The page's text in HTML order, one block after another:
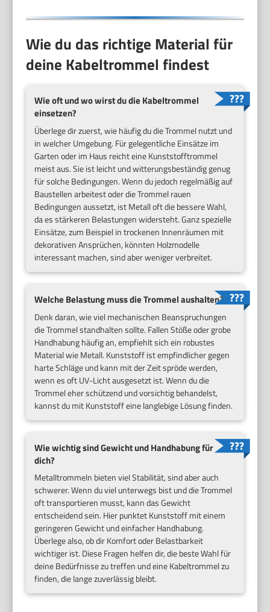
Wie du das richtige Material für
deine Kabeltrommel findest
Wie oft und wo wirst du die Kabeltrommel
einsetzen?
Überlege dir zuerst, wie häufig du die Trommel nutzt und
in welcher Umgebung. Für gelegentliche Einsätze im
Garten oder im Haus reicht eine Kunststofftrommel
meist aus. Sie ist leicht und witterungsbeständig genug
für solche Bedingungen. Wenn du jedoch regelmäßig auf
Baustellen arbeitest oder die Trommel rauen
Bedingungen aussetzt, ist Metall oft die bessere Wahl,
da es stärkeren Belastungen widersteht. Ganz spezielle
Einsätze, zum Beispiel in trockenen Innenräumen mit
dekorativen Ansprüchen, könnten Holzmodelle
interessant machen, sind aber weniger verbreitet.
Welche Belastung muss die Trommel aushalten?
Denk daran, wie viel mechanischen Beanspruchungen
die Trommel standhalten sollte. Fallen Stöße oder grobe
Handhabung häufig an, empfiehlt sich ein robustes
Material wie Metall. Kunststoff ist empfindlicher gegen
harte Schläge und kann mit der Zeit spröde werden,
wenn es oft UV-Licht ausgesetzt ist. Wenn du die
Trommel eher schützend und vorsichtig behandelst,
kannst du mit Kunststoff eine langlebige Lösung finden.
Wie wichtig sind Gewicht und Handhabung für
dich?
Metalltrommeln bieten viel Stabilität, sind aber auch
schwerer. Wenn du viel unterwegs bist und die Trommel
oft transportieren musst, kann das Gewicht
entscheidend sein. Hier punktet Kunststoff mit einem
geringeren Gewicht und einfacher Handhabung.
Überlege also, ob dir Komfort oder Belastbarkeit
wichtiger ist. Diese Fragen helfen dir, die beste Wahl für
deine Bedürfnisse zu treffen und eine Kabeltrommel zu
finden, die lange zuverlässig bleibt.